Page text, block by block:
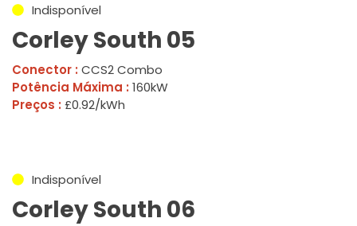
Indisponível
Corley South 05
Conector : CCS2 Combo
Potência Máxima : 160kW
Preços : £0.92/kWh
Indisponível
Corley South 06